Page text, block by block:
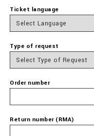
Ticket language
Type of request
Order number
Return number (RMA)